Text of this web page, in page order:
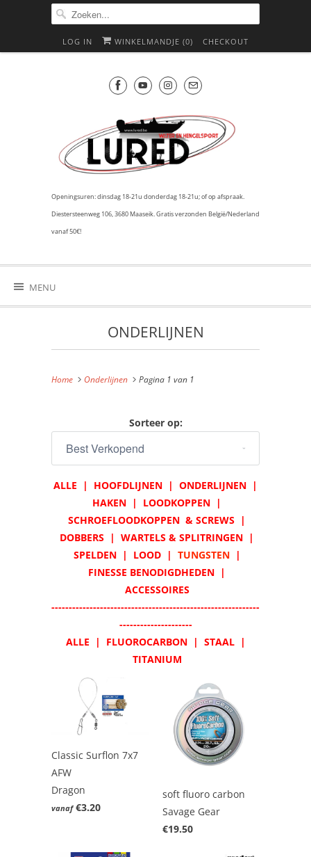
LOG IN WINKELMANDJE (0) CHECKOUT
Openingsuren: dinsdag 18-21u donderdag 18-21u; of op afspraak.
Diestersteenweg 106, 3680 Maaseik. Gratis verzonden België/Nederland
vanaf 50€!
MENU
ONDERLIJNEN
Home Onderlijnen Pagina 1 van 1
Sorteer op:
ALLE | HOOFDLIJNEN | ONDERLIJNEN |
HAKEN | LOODKOPPEN |
SCHROEFLOODKOPPEN & SCREWS |
DOBBERS | WARTELS & SPLITRINGEN |
SPELDEN| LOOD| TUNGSTEN|
FINESSE BENODIGDHEDEN |
ACCESSOIRES
------------------------------------------------------------
---------------------
ALLE | FLUOROCARBON| STAAL|
TITANIUM
Classic Surflon 7x7
AFW
Dragon
vanaf €3.20
soft fluoro carbon
Savage Gear
€19.50